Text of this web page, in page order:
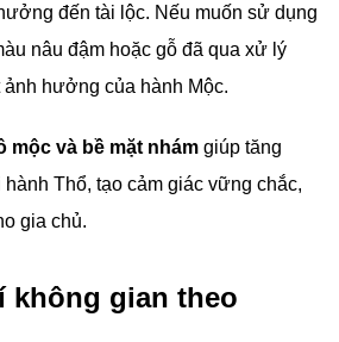
đến tài lộc. Nếu muốn sử dụng
nâu đậm hoặc gỗ đã qua xử lý
hưởng của hành Mộc.
mộc và bề mặt nhám giúp tăng
Thổ, tạo cảm giác vững chắc,
gia chủ.
không gian theo